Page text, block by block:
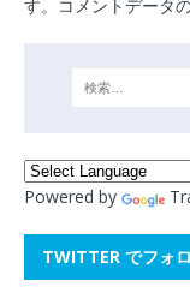
す。 コメントデータ
Powered by
TWITTER でフォ